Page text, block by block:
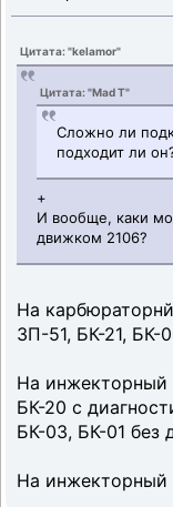
Цитата: "kelamor"
Цитата: "Mad T"
Сложно ли
подходит ли
+
И вообще, каки
движком 2106?
На
ЗП-51, БК-21, БК-
На
БК-20 с
БК-03, БК-01 без
На